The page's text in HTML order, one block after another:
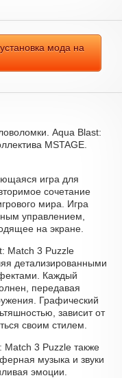
мода на
Aqua Blast:
MSTAGE.
игра для
сочетание
мира. Игра
управлением,
на экране.
Match 3 Puzzle
детализированными
Каждый
передавая
Графический
зависит от
своим стилем.
Match 3 Puzzle также
музыка и звуки
эмоции.